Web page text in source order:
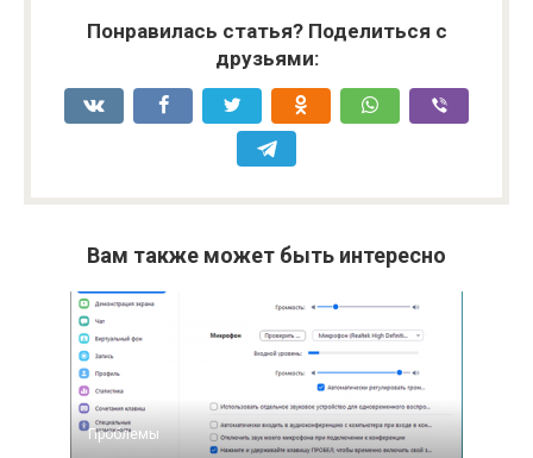
Понравилась статья? Поделиться с
друзьями:
Вам также может быть интересно
Проблемы